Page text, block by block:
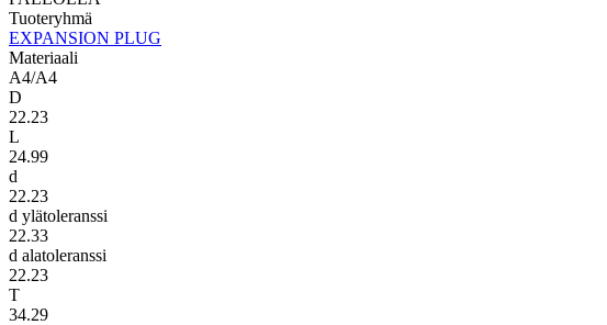
Tuoteryhmä
EXPANSION PLUG
Materiaali
A4/A4
D
22.23
L
24.99
d
22.23
d ylätoleranssi
22.33
d alatoleranssi
22.23
T
34.29